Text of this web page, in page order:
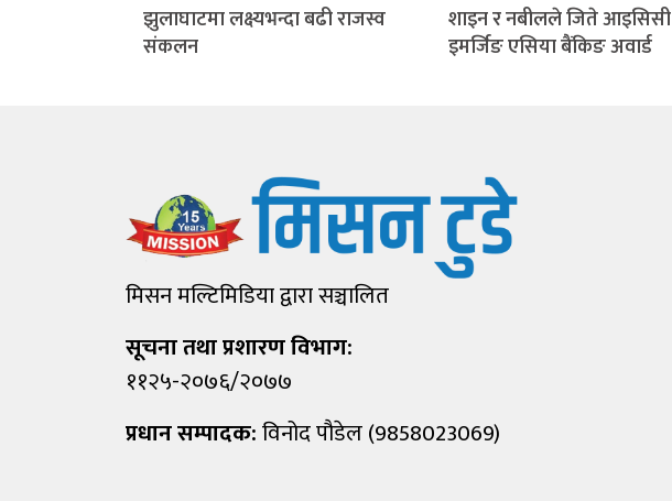
झुलाघाटमा लक्ष्यभन्दा बढी राजस्व
संकलन
शाइन र नबीलले जिते आइसिसी
इमर्जिङ एसिया बैंकिङ अवार्ड
मिसन मल्टिमिडिया द्वारा सञ्चालित
सूचना तथा प्रशारण विभाग:
११२५-२०७६/२०७७
प्रधान सम्पादक:विनोद पौडेल (9858023069)